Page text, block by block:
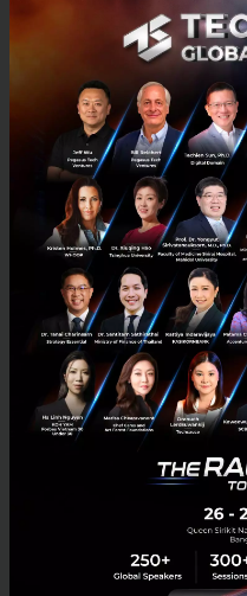
กุมภาพันธ์ 9, 2022| ByTechsauce
Samsung Galaxy S22 Ultra
Samsung Galaxy S22 Ultra
E-mail :
Tel :
Mobile